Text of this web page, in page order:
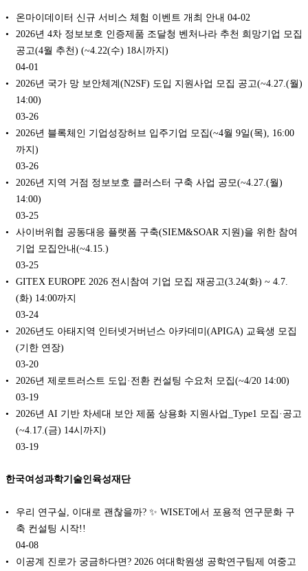
온마이데이터 신규 서비스 체험 이벤트 개최 안내 04-02
2026년 4차 정보보호 인증제품 조달청 벤처나라 추천 희망기업 모집
공고(4월 추천) (~4.22(수) 18시까지)
04-01
2026년 국가 망 보안체계(N2SF) 도입 지원사업 모집 공고(~4.27.(월)
14:00)
03-26
2026년 블록체인 기업성장허브 입주기업 모집(~4월 9일(목), 16:00
까지)
03-26
2026년 지역 거점 정보보호 클러스터 구축 사업 공모(~4.27.(월)
14:00)
03-25
사이버위협 공동대응 플랫폼 구축(SIEM&SOAR 지원)을 위한 참여
기업 모집안내(~4.15.)
03-25
GITEX EUROPE 2026 전시참여 기업 모집 재공고(3.24(화) ~ 4.7.
(화) 14:00까지
03-24
2026년도 아태지역 인터넷거버넌스 아카데미(APIGA) 교육생 모집
(기한 연장)
03-20
2026년 제로트러스트 도입·전환 컨설팅 수요처 모집(~4/20 14:00)
03-19
2026년 AI 기반 차세대 보안 제품 상용화 지원사업_Type1 모집·공고
(~4.17.(금) 14시까지)
03-19
한국여성과학기술인육성재단
우리 연구실, 이대로 괜찮을까? ✨ WISET에서 포용적 연구문화 구
축 컨설팅 시작!!
04-08
이공계 진로가 궁금하다면? 2026 여대학원생 공학연구팀제 여중고